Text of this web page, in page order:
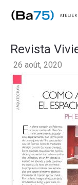
Revista
26 août, 2020